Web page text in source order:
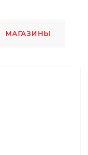
МАГАЗИНЫ